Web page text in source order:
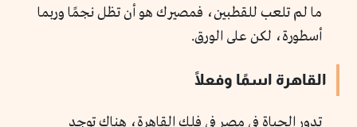
ما لم تلعب للقطبين، فمصيرك هو أن تظل نجمًا وربما
أسطورة، لكن على الورق.
القاهرة اسمًا وفعلًا
تدور الحياة في مصر في فلك القاهرة، هناك توجد